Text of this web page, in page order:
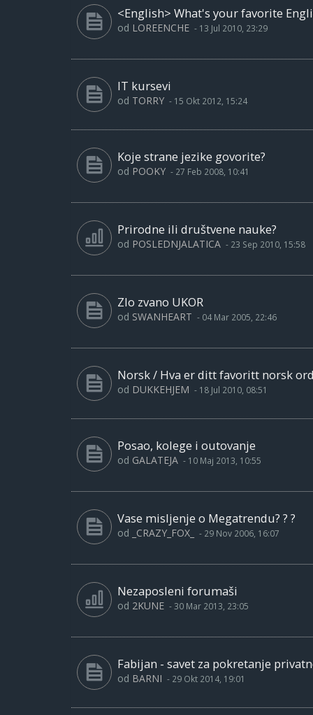
<English> What's your favorite
od LOREENCHE - 13 Jul 2010, 23:29
IT kursevi
od TORRY - 15 Okt 2012, 15:24
Koje strane jezike govorite?
od POOKY - 27 Feb 2008, 10:41
Prirodne ili društvene nauke?
od POSLEDNJALATICA - 23 Sep 2010, 15:58
Zlo zvano UKOR
od SWANHEART - 04 Mar 2005, 22:46
Norsk / Hva er ditt favoritt norsk
od DUKKEHJEM - 18 Jul 2010, 08:51
Posao, kolege i outovanje
od GALATEJA - 10 Maj 2013, 10:55
Vase misljenje o Megatrendu? ? ?
od _CRAZY_FOX_ - 29 Nov 2006, 16:07
Nezaposleni forumaši
od 2KUNE - 30 Mar 2013, 23:05
Fabijan - savet za pokretanje
od BARNI - 29 Okt 2014, 19:01